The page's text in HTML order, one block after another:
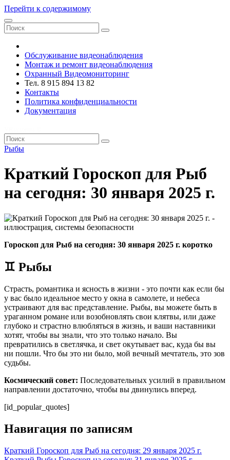
Перейти к содержимому
Обслуживание видеонаблюдения
Монтаж и ремонт видеонаблюдения
Охранный Видеомониторинг
Тел. 8 915 894 13 82
Контакты
Политика конфиденциальности
Документация
Рыбы
Краткий Гороскоп для Рыб
на сегодня: 30 января 2025 г.
Гороскоп для Рыб на сегодня: 30 января 2025 г. коротко
♊ Рыбы
Страсть, романтика и ясность в жизни - это почти как если бы
у вас было идеальное место у окна в самолете, и небеса
устраивают для вас представление. Рыбы, вы можете быть в
ураганном романе или возобновлять свои клятвы, или даже
глубоко и страстно влюбляться в жизнь, и ваши наставники
хотят, чтобы вы знали, что это только начало. Вы
превратились в светлячка, и свет окутывает вас, куда бы вы
ни пошли. Что бы это ни было, мой вечный мечтатель, это зов
судьбы.
Космический совет: Последовательных усилий в правильном
направлении достаточно, чтобы вы двинулись вперед.
[id_popular_quotes]
Навигация по записям
Краткий Гороскоп для Рыб на сегодня: 29 января 2025 г.